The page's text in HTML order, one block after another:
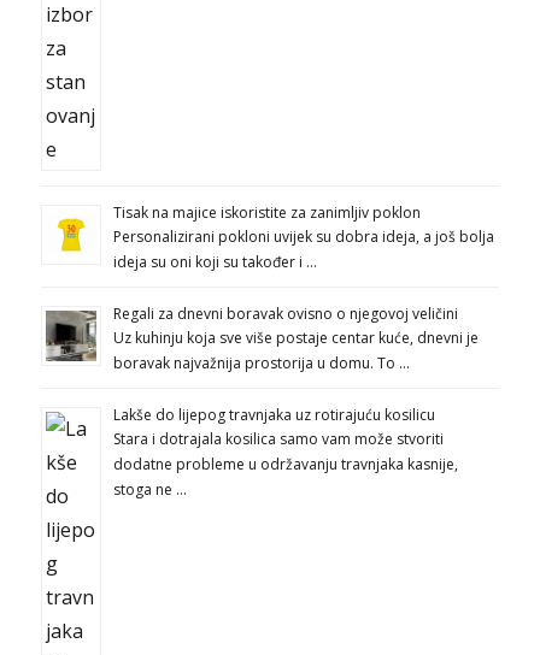
Tisak na majice iskoristite za zanimljiv poklon
Personalizirani pokloni uvijek su dobra ideja, a još bolja
ideja su oni koji su također i …
Regali za dnevni boravak ovisno o njegovoj veličini
Uz kuhinju koja sve više postaje centar kuće, dnevni je
boravak najvažnija prostorija u domu. To …
Lakše do lijepog travnjaka uz rotirajuću kosilicu
Stara i dotrajala kosilica samo vam može stvoriti
dodatne probleme u održavanju travnjaka kasnije,
stoga ne …